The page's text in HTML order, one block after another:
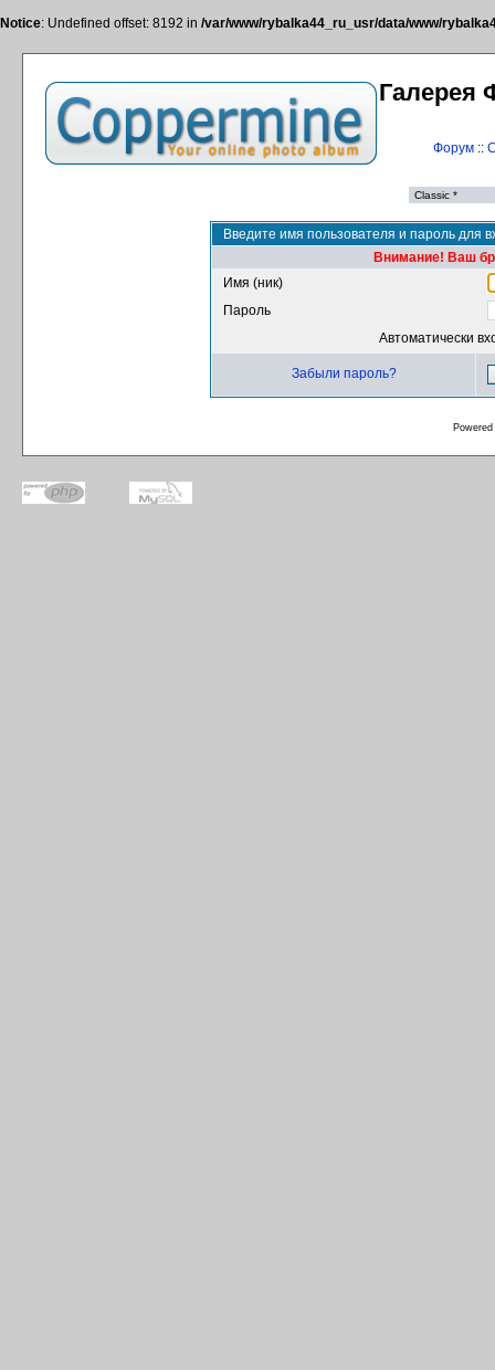
Notice: Undefined offset: 8192 in /var/www/rybalka44_ru_usr/data/www/
Галерея
Форум::
Введите имя пользователя и пароль для
Внимание! Ваш
Имя (ник)
Пароль
Автоматически
Забыли пароль?